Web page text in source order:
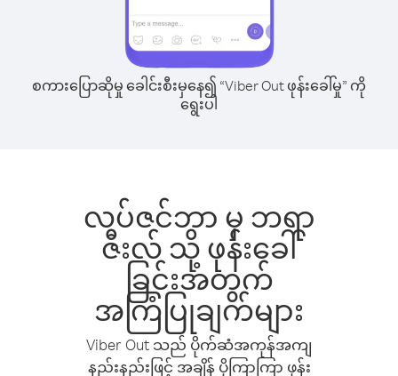
စကားပြောဆိုမှု ခေါင်းစီးမှနေ၍ “Viber Out ဖုန်းခေါ်မှု” ကို
ရွေးပါ
လပ်ဇင်ဘာ မှ ဘရာ
ဇီးလ် သို့ ဖုန်းခေါ်
ခြင်းအတွက်
အကြံပြုချက်များ
Viber Out သည် ပိုက်ဆံအကုန်အကျ
နည်းနည်းဖြင့် အချိန် ပိုကြာကြာ ဖုန်း